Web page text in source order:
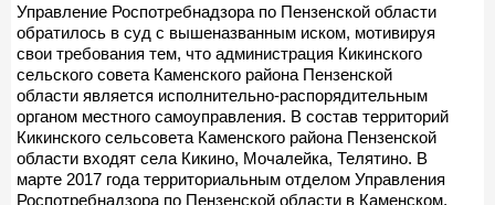
Управление Роспотребнадзора по Пензенской области
обратилось в суд с вышеназванным иском, мотивируя
свои требования тем, что администрация Кикинского
сельского совета Каменского района Пензенской
области является исполнительно-распорядительным
органом местного самоуправления. В состав территорий
Кикинского сельсовета Каменского района Пензенской
области входят села Кикино, Мочалейка, Телятино. В
марте 2017 года территориальным отделом Управления
Роспотребнадзора по Пензенской области в Каменском,